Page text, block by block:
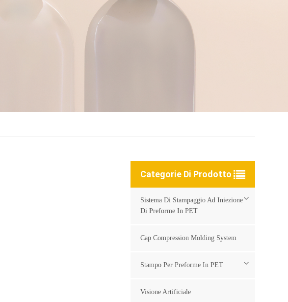
Categorie Di Prodotto
Sistema Di Stampaggio Ad Iniezione
Di Preforme In PET
Cap Compression Molding System
Stampo Per Preforme In PET
Visione Artificiale